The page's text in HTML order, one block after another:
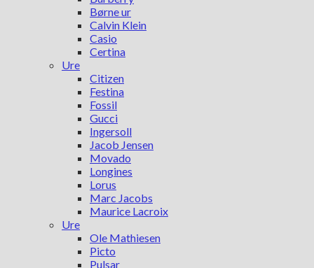
Børne ur
Calvin Klein
Casio
Certina
Ure
Citizen
Festina
Fossil
Gucci
Ingersoll
Jacob Jensen
Movado
Longines
Lorus
Marc Jacobs
Maurice Lacroix
Ure
Ole Mathiesen
Picto
Pulsar